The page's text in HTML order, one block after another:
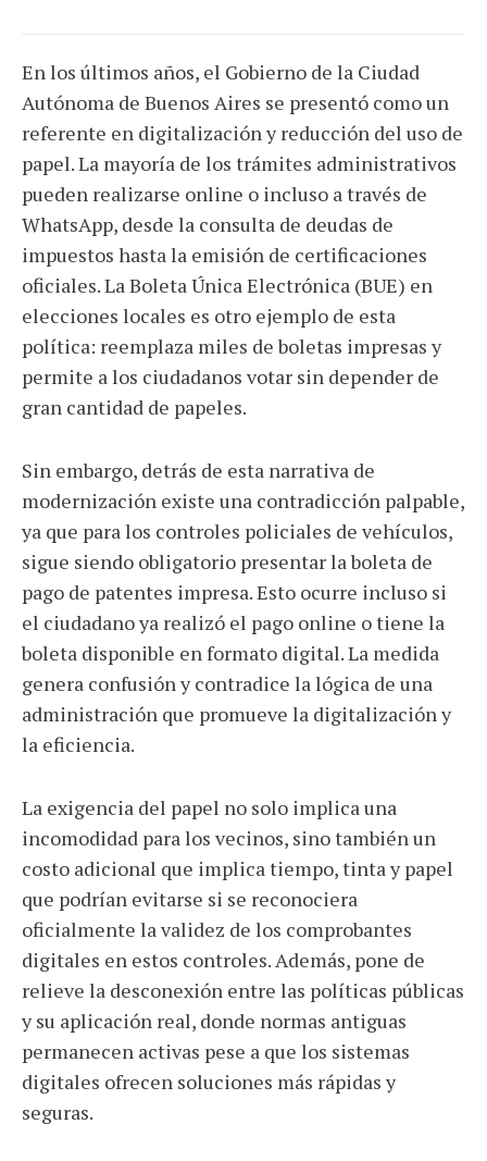
En los últimos años, el Gobierno de la Ciudad
Autónoma de Buenos Aires se presentó como un
referente en digitalización y reducción del uso de
papel. La mayoría de los trámites administrativos
pueden realizarse online o incluso a través de
WhatsApp, desde la consulta de deudas de
impuestos hasta la emisión de certificaciones
oficiales. La Boleta Única Electrónica (BUE) en
elecciones locales es otro ejemplo de esta
política: reemplaza miles de boletas impresas y
permite a los ciudadanos votar sin depender de
gran cantidad de papeles.
Sin embargo, detrás de esta narrativa de
modernización existe una contradicción palpable,
ya que para los controles policiales de vehículos,
sigue siendo obligatorio presentar la boleta de
pago de patentes impresa. Esto ocurre incluso si
el ciudadano ya realizó el pago online o tiene la
boleta disponible en formato digital. La medida
genera confusión y contradice la lógica de una
administración que promueve la digitalización y
la eficiencia.
La exigencia del papel no solo implica una
incomodidad para los vecinos, sino también un
costo adicional que implica tiempo, tinta y papel
que podrían evitarse si se reconociera
oficialmente la validez de los comprobantes
digitales en estos controles. Además, pone de
relieve la desconexión entre las políticas públicas
y su aplicación real, donde normas antiguas
permanecen activas pese a que los sistemas
digitales ofrecen soluciones más rápidas y
seguras.